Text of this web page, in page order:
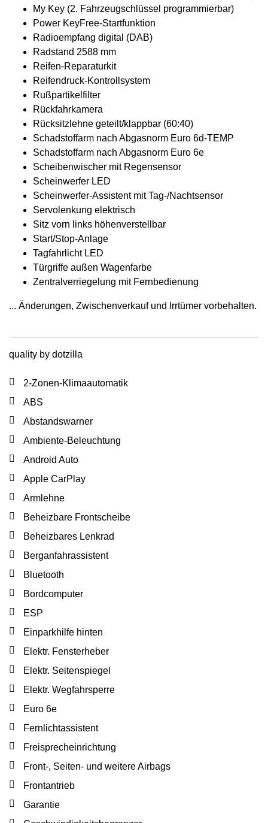
My Key (2. Fahrzeugschlüssel programmierbar)
Power KeyFree-Startfunktion
Radioempfang digital (DAB)
Radstand 2588 mm
Reifen-Reparaturkit
Reifendruck-Kontrollsystem
Rußpartikelfilter
Rückfahrkamera
Rücksitzlehne geteilt/klappbar (60:40)
Schadstoffarm nach Abgasnorm Euro 6d-TEMP
Schadstoffarm nach Abgasnorm Euro 6e
Scheibenwischer mit Regensensor
Scheinwerfer LED
Scheinwerfer-Assistent mit Tag-/Nachtsensor
Servolenkung elektrisch
Sitz vorn links höhenverstellbar
Start/Stop-Anlage
Tagfahrlicht LED
Türgriffe außen Wagenfarbe
Zentralverriegelung mit Fernbedienung
... Änderungen, Zwischenverkauf und Irrtümer vorbehalten.
quality by dotzilla
2-Zonen-Klimaautomatik
ABS
Abstandswarner
Ambiente-Beleuchtung
Android Auto
Apple CarPlay
Armlehne
Beheizbare Frontscheibe
Beheizbares Lenkrad
Berganfahrassistent
Bluetooth
Bordcomputer
ESP
Einparkhilfe hinten
Elektr. Fensterheber
Elektr. Seitenspiegel
Elektr. Wegfahrsperre
Euro 6e
Fernlichtassistent
Freisprecheinrichtung
Front-, Seiten- und weitere Airbags
Frontantrieb
Garantie